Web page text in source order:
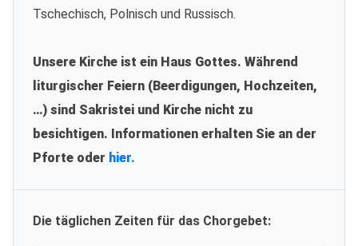
Tschechisch, Polnisch und Russisch.
Unsere Kirche ist ein Haus Gottes. Während
liturgischer Feiern (Beerdigungen, Hochzeiten,
…) sind Sakristei und Kirche nicht zu
besichtigen. Informationen erhalten Sie an der
Pforte oder hier.
Die täglichen Zeiten für das Chorgebet: